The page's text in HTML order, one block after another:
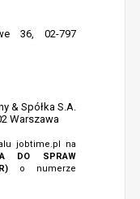
36, 02-797
& Spółka S.A.
Warszawa
jobtime.pl na
DO SPRAW
o numerze